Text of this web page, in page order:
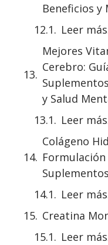
Beneficios y
Leer
Mejores
Cerebro:
y Salud
Leer
Colágeno
Formulación
Leer
Creatina
Leer